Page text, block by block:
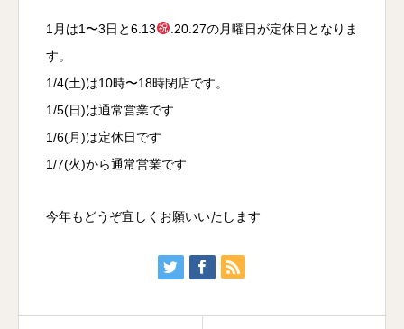
1月は1〜3日と6.13
.20.27の月曜日が定休日となりま
す。
1/4(土)は10時〜18時閉店です。
1/5(日)は通常営業です
1/6(月)は定休日です
1/7(火)から通常営業です
今年もどうぞ宜しくお願いいたします